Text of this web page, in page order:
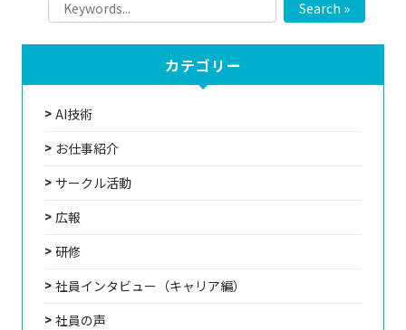
Search »
カテゴリー
AI技術
お仕事紹介
サークル活動
広報
研修
社員インタビュー（キャリア編）
社員の声